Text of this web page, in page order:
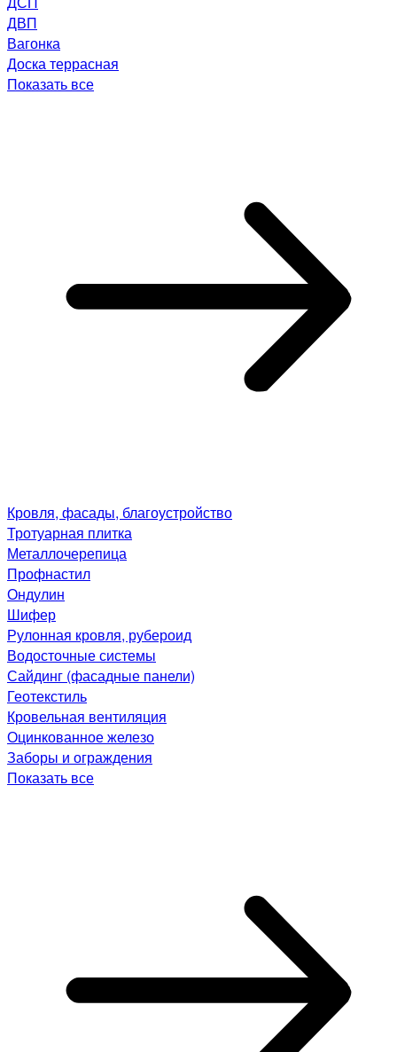
ДВП
Вагонка
Доска террасная
Показать все
Кровля, фасады, благоустройство
Тротуарная плитка
Металлочерепица
Профнастил
Ондулин
Шифер
Рулонная кровля, рубероид
Водосточные системы
Сайдинг (фасадные панели)
Геотекстиль
Кровельная вентиляция
Оцинкованное железо
Заборы и ограждения
Показать все